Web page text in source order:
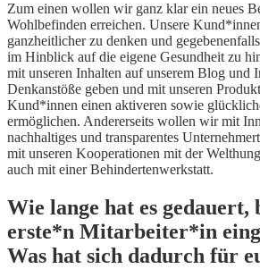
Zum einen wollen wir ganz klar ein neues
Wohlbefinden erreichen. Unsere
ganzheitlicher zu denken und
im Hinblick auf die eigene Gesundheit zu
mit unseren Inhalten auf unserem Blog und
Denkanstöße geben und mit unseren
Kund*innen einen aktiveren sowie
ermöglichen. Andererseits wollen wir mit
nachhaltiges und transparentes
mit unseren Kooperationen mit der
auch mit einer Behindertenwerkstatt.
Wie lange hat es
erste*n Mitarbeiter*in
Was hat sich dadurch für